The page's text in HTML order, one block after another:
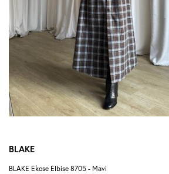
BLAKE
BLAKE Ekose Elbise 8705 - Mavi